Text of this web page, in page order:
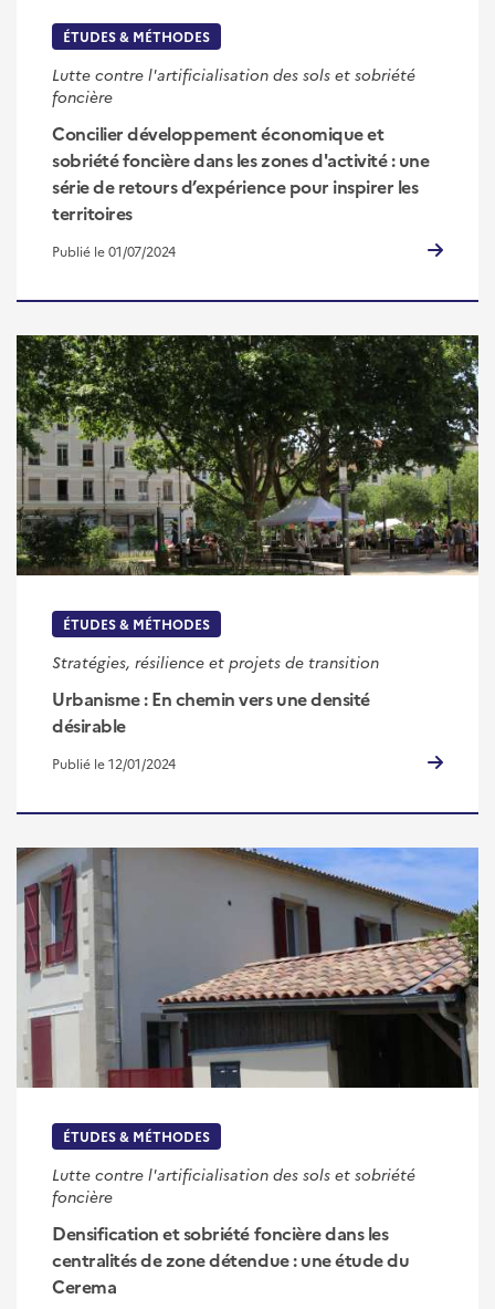
ÉTUDES & MÉTHODES
Lutte contre l'artificialisation des sols et sobriété
foncière
Concilier développement économique et
sobriété foncière dans les zones d'activité : une
série de retours d’expérience pour inspirer les
territoires
Publié le 01/07/2024
ÉTUDES & MÉTHODES
Stratégies, résilience et projets de transition
Urbanisme : En chemin vers une densité
désirable
Publié le 12/01/2024
ÉTUDES & MÉTHODES
Lutte contre l'artificialisation des sols et sobriété
foncière
Densification et sobriété foncière dans les
centralités de zone détendue : une étude du
Cerema